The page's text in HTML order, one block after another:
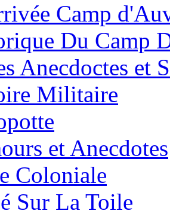
Camp
Du Camp
Anecdoctes et
Militaire
et Anecdotes
Coloniale
Sur La Toile